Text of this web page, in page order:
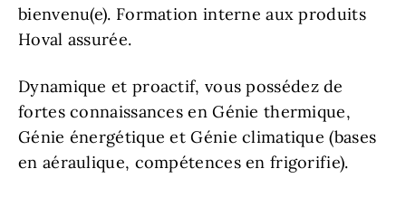
bienvenu(e). Formation interne aux produits
Hoval assurée.
Dynamique et proactif, vous possédez de
fortes connaissances en Génie thermique,
Génie énergétique et Génie climatique (bases
en aéraulique, compétences en frigorifie).